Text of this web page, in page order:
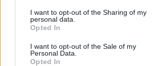
I want to opt-out of the Sharing of my
personal data.
Opted In
I want to opt-out of the Sale of my
Personal Data.
Opted In